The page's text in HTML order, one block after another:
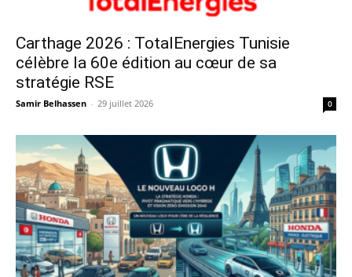
Carthage 2026 : TotalEnergies Tunisie
célèbre la 60e édition au cœur de sa
stratégie RSE
Samir Belhassen - 29 juillet 2026 0